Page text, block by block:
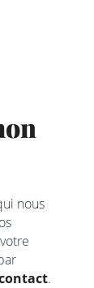
nous
.